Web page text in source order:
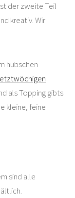
der zweite Teil
kreativ. Wir
hübschen
als Topping gibts
kleine, feine
sind alle